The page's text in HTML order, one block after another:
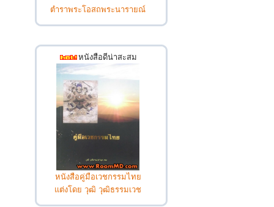
ตำราพระโอสถพระนารายณ์
หนังสือดีน่าสะสม
หนังสือคู่มือเวชกรรมไทย
แต่งโดย วุฒิ วุฒิธรรมเวช